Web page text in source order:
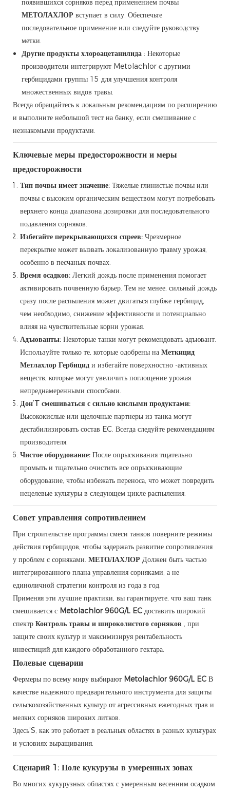
появившихся сорняков перед применением почвы
МЕТОЛАХЛОР вступает в силу. Обеспечьте
последовательное применение или следуйте руководству
метки.
Другие продукты хлороацетанилида : Некоторые
производители интегрируют Metolachlor с другими
гербицидами группы 15 для улучшения контроля
множественных видов травы.
Всегда обращайтесь к локальным рекомендациям по расширению
и выполните небольшой тест на банку, если смешивание с
незнакомыми продуктами.
Ключевые меры предосторожности и меры
предосторожности
Тип почвы имеет значение: Тяжелые глинистые почвы или
почвы с высоким органическим веществом могут потребовать
верхнего конца диапазона дозировки для последовательного
подавления сорняков.
Избегайте перекрывающихся спреев: Чрезмерное
перекрытие может вызвать локализованную травму урожая,
особенно в песчаных почвах.
Время осадков: Легкий дождь после применения помогает
активировать почвенную барьер. Тем не менее, сильный дождь
сразу после распыления может двигаться глубже гербицид,
чем необходимо, снижение эффективности и потенциально
влияя на чувствительные корни урожая.
Адъюванты: Некоторые танки могут рекомендовать адъювант.
Используйте только те, которые одобрены на Меткицид
Метлахлор Гербицид и избегайте поверхностно -активных
веществ, которые могут увеличить поглощение урожая
непреднамеренными способами.
Дон’T смешиваться с сильно кислыми продуктами:
Высококислые или щелочные партнеры из танка могут
дестабилизировать состав EC. Всегда следуйте рекомендациям
производителя.
Чистое оборудование: После опрыскивания тщательно
промыть и тщательно очистить все опрыскивающие
оборудование, чтобы избежать переноса, что может повредить
нецелевые культуры в следующем цикле распыления.
Совет управления сопротивлением
При строительстве программы смеси танков поверните режимы
действия гербицидов, чтобы задержать развитие сопротивления
у проблем с сорняками. МЕТОЛАХЛОР Должен быть частью
интегрированного плана управления сорняками, а не
единоличной стратегии контроля из года в год.
Применяя эти лучшие практики, вы гарантируете, что ваш танк
смешивается с Metolachlor 960G/L EC доставить широкий
спектр Контроль травы и широколистого сорняков , при
защите своих культур и максимизируя рентабельность
инвестиций для каждого обработанного гектара.
Полевые сценарии
Фермеры по всему миру выбирают Metolachlor 960G/L EC В
качестве надежного предварительного инструмента для защиты
сельскохозяйственных культур от агрессивных ежегодных трав и
мелких сорняков широких литков.
Здесь’S, как это работает в реальных областях в разных культурах
и условиях выращивания.
Сценарий 1: Поле кукурузы в умеренных зонах
Во многих кукурузных областях с умеренным весенним осадком